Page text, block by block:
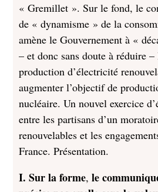
« Gremillet ». Sur le fond, le
de « dynamisme » de la
amène le Gouvernement à «
– et donc sans doute à réduire
production d’électricité
augmenter l’objectif de
nucléaire. Un nouvel exercice
entre les partisans d’un
renouvelables et les
France. Présentation.
I. Sur la forme,le